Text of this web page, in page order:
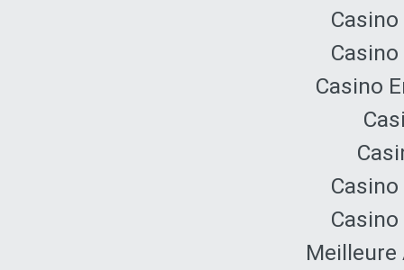
Casino